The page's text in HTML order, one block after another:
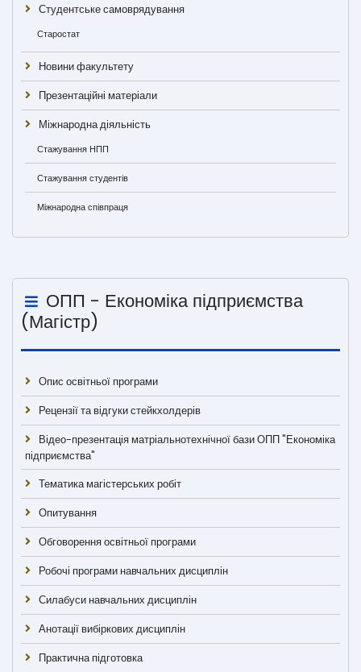
Студентське самоврядування
Старостат
Новини факультету
Презентаційні матеріали
Міжнародна діяльність
Стажування НПП
Стажування студентів
Міжнародна співпраця
ОПП - Економіка підприємства
(Магістр)
Опис освітньої програми
Рецензії та відгуки стейкхолдерів
Відео-презентація матріальнотехнічної бази ОПП "Економіка
підприємства"
Тематика магістерських робіт
Опитування
Обговорення освітньої програми
Робочі програми навчальних дисциплін
Силабуси навчальних дисциплін
Анотації вибіркових дисциплін
Практична підготовка